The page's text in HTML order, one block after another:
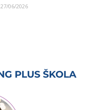
27/06/2026